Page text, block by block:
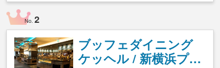
No.2
ブッフェダイニング
ケッヘル / 新横浜プ…